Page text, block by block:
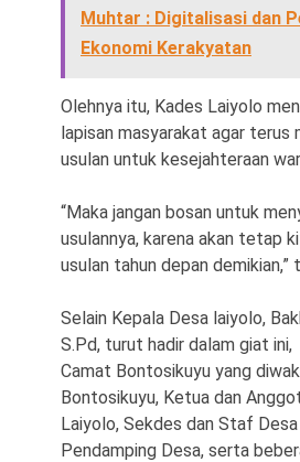
Muhtar : Digitalisasi dan
Ekonomi Kerakyatan
Olehnya itu, Kades Laiyolo
lapisan masyarakat agar terus
usulan untuk kesejahteraan
“Maka jangan bosan untuk
usulannya, karena akan tetap
usulan tahun depan demikian,”
Selain Kepala Desa laiyolo,
S.Pd, turut hadir dalam giat ini,
Camat Bontosikuyu yang
Bontosikuyu, Ketua dan
Laiyolo, Sekdes dan Staf
Pendamping Desa, serta